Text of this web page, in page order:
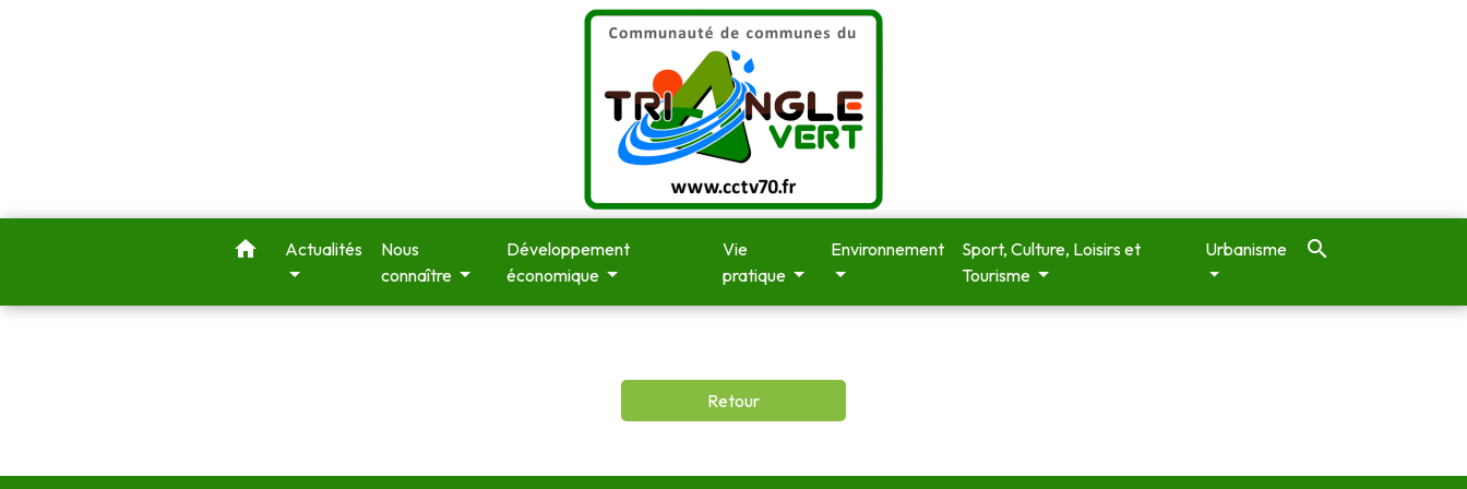
home Actualités
Nous
connaître
Développement
économique
Vie
pratique
Environnement
Sport, Culture, Loisirs et
Tourisme
Urbanisme search
Retour